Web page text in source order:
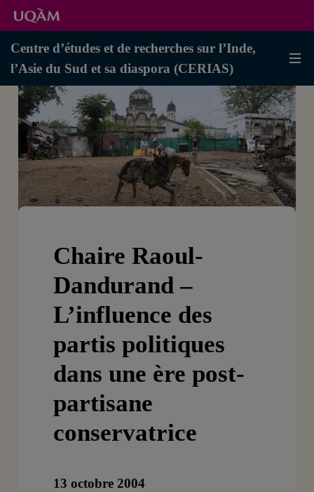
Centre d’études et de recherches sur l’Inde,
l’Asie du Sud et sa diaspora (CERIAS)
Chaire Raoul-
Dandurand –
L’influence des
partis politiques
dans une ère post-
partisane
conservatrice
13 octobre 2004